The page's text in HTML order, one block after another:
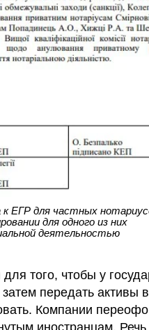
ЕГР для частных
для одного из них
деятельностью
того, чтобы у
передать активы в
Компании
иностранцам. Речь